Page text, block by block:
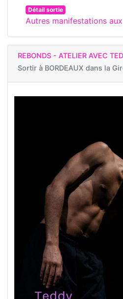
Détail sortie
Autres manifestations
REBONDS - ATELIER AVEC
Sortir à BORDEAUX dans la